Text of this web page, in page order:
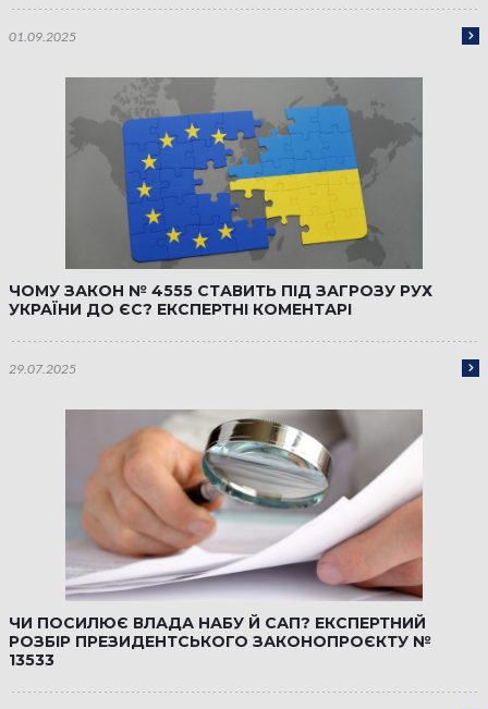
01.09.2025
ЧОМУ ЗАКОН № 4555 СТАВИТЬ ПІД ЗАГРОЗУ РУХ
УКРАЇНИ ДО ЄС? ЕКСПЕРТНІ КОМЕНТАРІ
29.07.2025
ЧИ ПОСИЛЮЄ ВЛАДА НАБУ Й САП? ЕКСПЕРТНИЙ
РОЗБІР ПРЕЗИДЕНТСЬКОГО ЗАКОНОПРОЄКТУ №
13533